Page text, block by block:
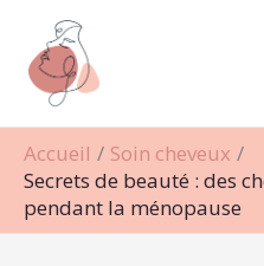
contenu
Accueil
Soin cheveux
Secrets de beauté : des
pendant la ménopause
Rechercher